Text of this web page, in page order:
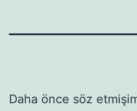
Daha önce söz